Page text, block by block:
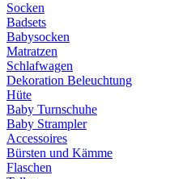
Socken
Badsets
Babysocken
Matratzen
Schlafwagen
Dekoration Beleuchtung
Hüte
Baby Turnschuhe
Baby Strampler
Accessoires
Bürsten und Kämme
Flaschen